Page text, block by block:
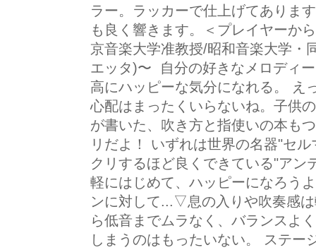
ラー。ラッカーで仕上げてありま
も良く響きます。＜プレイヤーか
京音楽大学准教授/昭和音楽大学・
エッタ)〜 自分の好きなメロディ
高にハッピーな気分になれる。 え
心配はまったくいらないね。子供
が書いた、吹き方と指使いの本も
リだよ！ いずれは世界の名器"セ
クリするほど良くできている"アン
軽にはじめて、ハッピーになろう
ンに対して...▽息の入りや吹奏感
ら低音までムラなく、バランスよ
しまうのはもったいない。 ステー